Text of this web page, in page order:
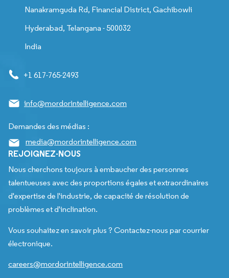
Nanakramguda Rd, Financial District, Gachibowli
Hyderabad, Telangana - 500032
India
+1 617-765-2493
info@mordorintelligence.com
Demandes des médias :
media@mordorintelligence.com
REJOIGNEZ-NOUS
Nous cherchons toujours à embaucher des personnes
talentueuses avec des proportions égales et extraordinaires
d'expertise de l'industrie, de capacité de résolution de
problèmes et d'inclination.
Vous souhaitez en savoir plus ? Contactez-nous par courrier
électronique.
careers@mordorintelligence.com